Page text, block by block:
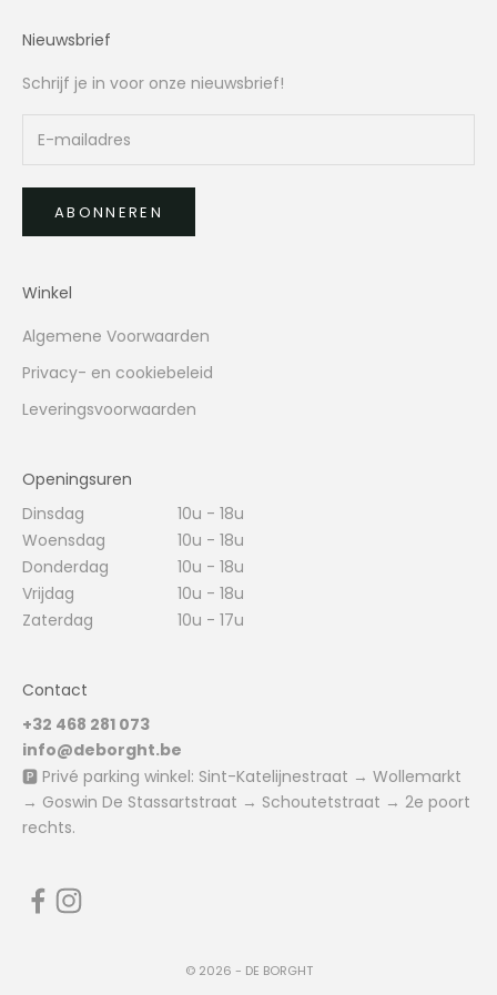
Nieuwsbrief
Schrijf je in voor onze nieuwsbrief!
ABONNEREN
Winkel
Algemene Voorwaarden
Privacy- en cookiebeleid
Leveringsvoorwaarden
Openingsuren
Dinsdag
10u - 18u
Woensdag
10u - 18u
Donderdag
10u - 18u
Vrijdag
10u - 18u
Zaterdag
10u - 17u
Contact
+32 468 281 073
info@deborght.be
🅿️ Privé parking winkel: Sint-Katelijnestraat → Wollemarkt
→ Goswin De Stassartstraat → Schoutetstraat → 2e poort
rechts.
© 2026 - DE BORGHT